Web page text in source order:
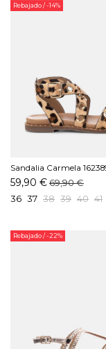
Rebajado/ -14%
Sandalia Carmela
59,90 €69,90 €
36 37 38 39 40 41
Rebajado/ -22%